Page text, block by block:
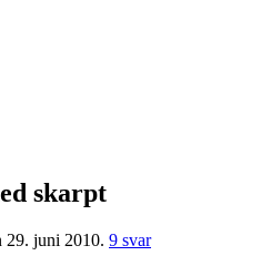
skarpt
29. juni 2010. 9 svar